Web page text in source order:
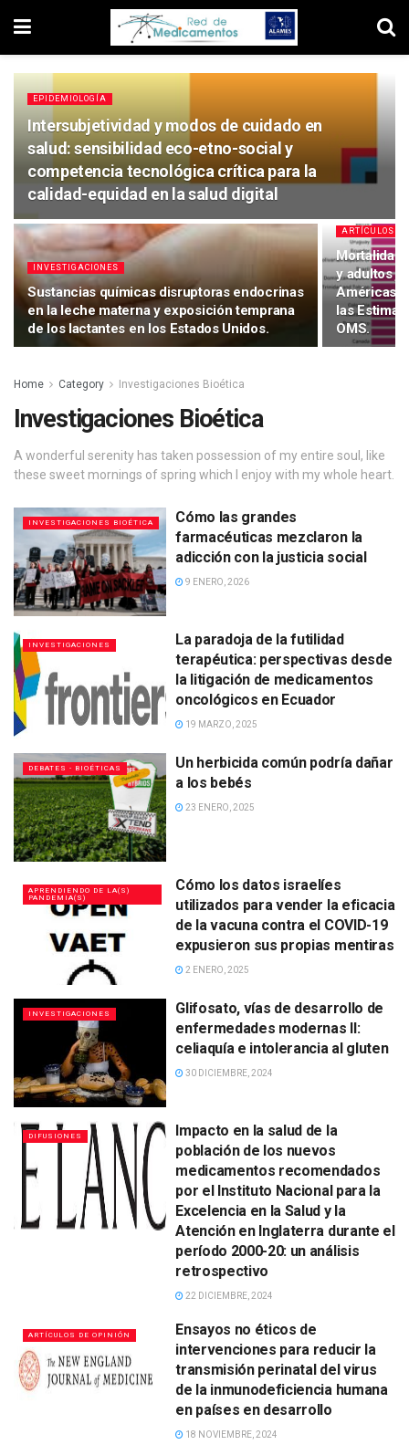
EPIDEMIOLOGÍA
Intersubjetividad y modos de cuidado en
salud: sensibilidad eco-etno-social y
competencia tecnológica crítica para la
calidad-equidad en la salud digital
INVESTIGACIONES
Sustancias químicas disruptoras endocrinas
en la leche materna y exposición temprana
de los lactantes en los Estados Unidos.
ARTÍCULOS
Mortalidad
y adultos
Américas,
las
OMS.
Home Category Investigaciones Bioética
Investigaciones Bioética
A wonderful serenity has taken possession of my entire soul, like
these sweet mornings of spring which I enjoy with my whole heart.
INVESTIGACIONES BIOÉTICA
Cómo las grandes
farmacéuticas mezclaron la
adicción con la justicia social
9 ENERO, 2026
INVESTIGACIONES
La paradoja de la futilidad
terapéutica: perspectivas desde
la litigación de medicamentos
oncológicos en Ecuador
19 MARZO, 2025
DEBATES - BIOÉTICAS
Un herbicida común podría dañar
a los bebés
23 ENERO, 2025
APRENDIENDO DE LA(S)
PANDEMIA(S)
Cómo los datos israelíes
utilizados para vender la eficacia
de la vacuna contra el COVID-19
expusieron sus propias mentiras
2 ENERO, 2025
INVESTIGACIONES
Glifosato, vías de desarrollo de
enfermedades modernas II:
celiaquía e intolerancia al gluten
30 DICIEMBRE, 2024
DIFUSIONES
Impacto en la salud de la
población de los nuevos
medicamentos recomendados
por el Instituto Nacional para la
Excelencia en la Salud y la
Atención en Inglaterra durante el
período 2000-20: un análisis
retrospectivo
22 DICIEMBRE, 2024
ARTÍCULOS DE OPINIÓN
Ensayos no éticos de
intervenciones para reducir la
transmisión perinatal del virus
de la inmunodeficiencia humana
en países en desarrollo
18 NOVIEMBRE, 2024